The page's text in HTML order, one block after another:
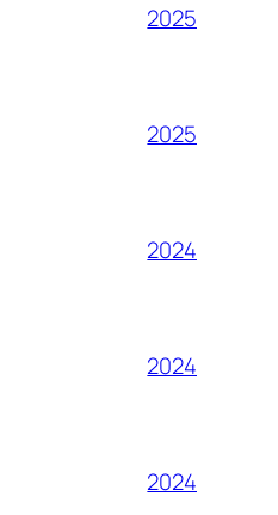
2025
2025
2024
2024
2024